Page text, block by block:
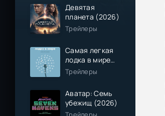
Девятая
планета (2026)
Трейлеры
Самая легкая
лодка в мире
(2026)
Трейлеры
Аватар: Семь
убежищ (2026)